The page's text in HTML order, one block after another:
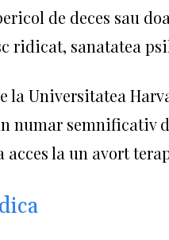
de deces sau
ridicat, sanatatea
Universitatea
numar semnificativ
la un avort